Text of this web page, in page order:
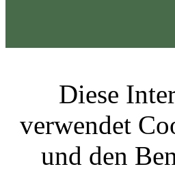
Diese
verwendet
und den